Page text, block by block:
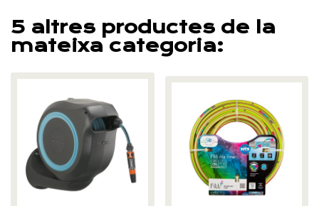
5 altres productes de la
mateixa categoria: